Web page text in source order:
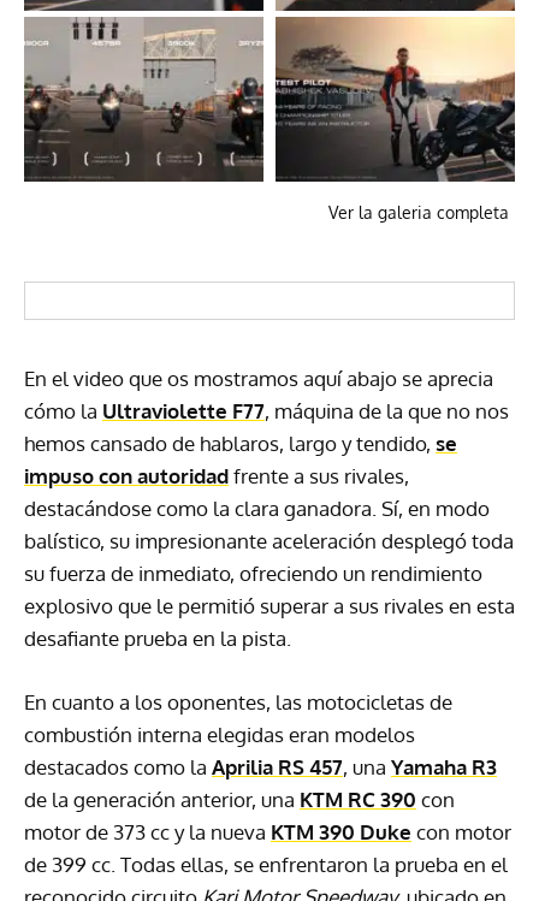
Ver la galeria completa
En el video que os mostramos aquí abajo se aprecia
cómo la Ultraviolette F77, máquina de la que no nos
hemos cansado de hablaros, largo y tendido, se
impuso con autoridadfrente a sus rivales,
destacándose como la clara ganadora. Sí, en modo
balístico, su impresionante aceleración desplegó toda
su fuerza de inmediato, ofreciendo un rendimiento
explosivo que le permitió superar a sus rivales en esta
desafiante prueba en la pista.
En cuanto a los oponentes, las motocicletas de
combustión interna elegidas eran modelos
destacados como la Aprilia RS 457, una Yamaha R3
de la generación anterior, una KTM RC 390 con
motor de 373 cc y la nueva KTM 390 Duke con motor
de 399 cc. Todas ellas, se enfrentaron la prueba en el